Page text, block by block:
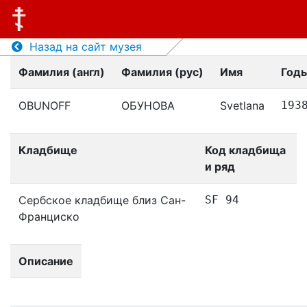
Назад на сайт музея
Фамилия (англ)
Фамилия (рус) Имя
OBUNOFF ОБУНОВА Svetlana
Кладбище
Код кладбища
и ряд
Сербское кладбище близ Сан-
Франциско
SF 94
Описание